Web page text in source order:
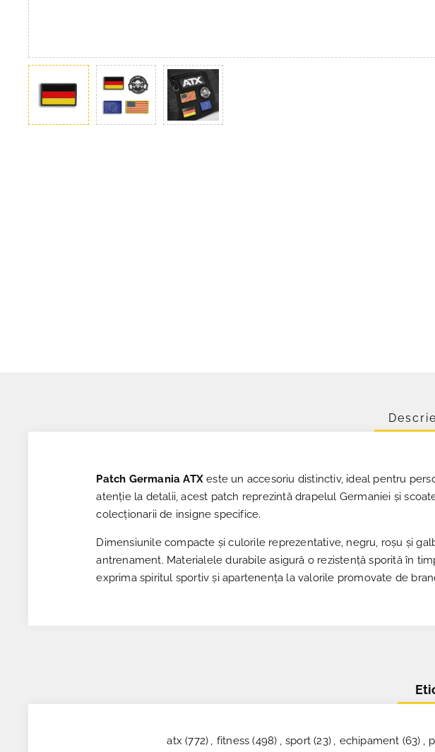
Patch Germania ATXeste un accesoriu distinctiv, ideal pentru
atenție la detalii, acest patch reprezintă drapelul Germaniei și
colecționarii de insigne specifice.
Dimensiunile compacte și culorile reprezentative, negru, roșu și
antrenament. Materialele durabile asigură o rezistență sporită în
exprima spiritul sportiv și apartenența la valorile promovate de
atx (772) , fitness (498) , sport (23) , echipament (63) ,